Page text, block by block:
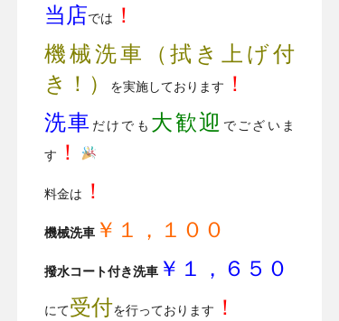
当店では
！
機械洗車（拭き上げ付
き！）
を実施しております
！
洗車 だけでも 大歓迎 でございま
す
！
料金は ！
機械洗車￥１，１００
撥水コート付き洗車￥１，６５０
にて受付を行っております
！